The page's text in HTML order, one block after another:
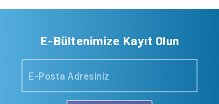
E-Bültenimize Kayıt Olun